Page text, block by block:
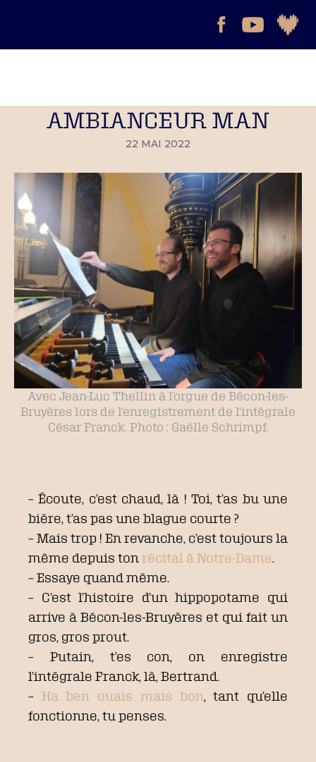
AMBIANCEUR MAN
22 MAI 2022
Avec Jean-Luc Thellin à l’orgue de Bécon-les-
Bruyères lors de l’enregistrement de l’intégrale
César Franck. Photo : Gaëlle Schrimpf.
– Écoute, c’est chaud, là ! Toi, t’as bu une
bière, t’as pas une blague courte ?
– Mais trop ! En revanche, c’est toujours la
même depuis ton récital à Notre-Dame.
– Essaye quand même.
– C’est l’histoire d’un hippopotame qui
arrive à Bécon-les-Bruyères et qui fait un
gros, gros prout.
– Putain, t’es con, on enregistre
l’intégrale Franck, là, Bertrand.
– Ha ben ouais mais bon, tant qu’elle
fonctionne, tu penses.